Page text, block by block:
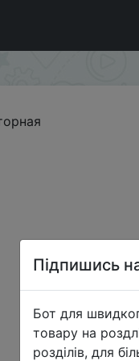
Підпишись
Бот для
товару на
розділів, для